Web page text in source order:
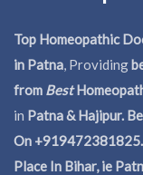
Top Homeopathic
in Patna, Providing
from Best
in Patna & Hajipur.
On
Place In Bihar, ie